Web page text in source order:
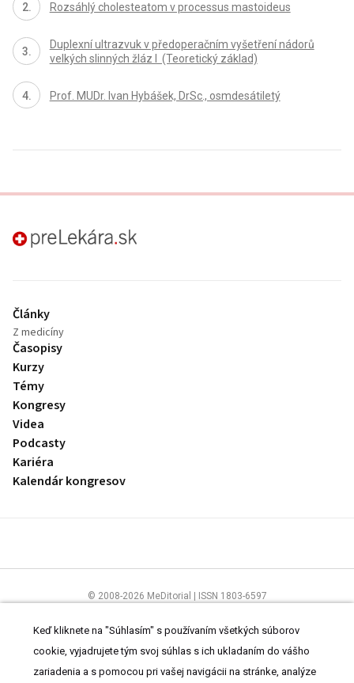
Rozsáhlý cholesteatom v processus mastoideus
Duplexní ultrazvuk v předoperačním vyšetření nádorů
velkých slinných žláz I (Teoretický základ)
Prof. MUDr. Ivan Hybášek, DrSc., osmdesátiletý
preLekára.sk
Články
Z medicíny
Časopisy
Kurzy
Témy
Kongresy
Videa
Podcasty
Kariéra
Kalendár kongresov
© 2008-2026 MeDitorial | ISSN 1803-6597
ČítajteprehlásenieaZásady spracovania osobných údajov
Keď kliknete na "Súhlasím" s používaním všetkých súborov
cookie, vyjadrujete tým svoj súhlas s ich ukladaním do vášho
zariadenia a s pomocou pri vašej navigácii na stránke, analýze